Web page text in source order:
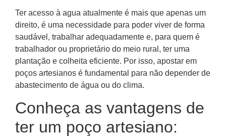
Ter acesso à agua atualmente é mais que apenas um
direito, é uma necessidade para poder viver de forma
saudável, trabalhar adequadamente e, para quem é
trabalhador ou proprietário do meio rural, ter uma
plantação e colheita eficiente. Por isso, apostar em
poços artesianos é fundamental para não depender de
abastecimento de água ou do clima.
Conheça as vantagens de
ter um poço artesiano: